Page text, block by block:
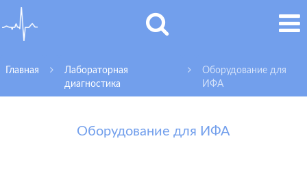
Главная
Лабораторная
диагностика
Оборудование для
ИФА
Оборудование для ИФА